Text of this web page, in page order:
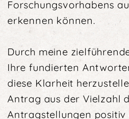
Forschungsvorhabens
erkennen können.
Durch meine
Ihre fundierten
diese Klarheit
Antrag aus der Vielzahl
Antragstellungen positiv